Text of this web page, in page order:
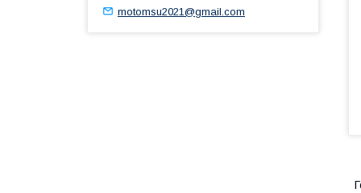
motomsu2021@gmail.com